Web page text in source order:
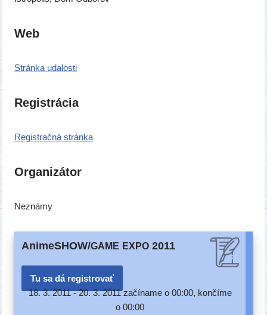
Web
Stránka uda­los­ti
Registrácia
Registračná strán­ka
Organizátor
Neznámy
AnimeSHOW/GAME EXPO2011
Tu sa dá registrovať
18. 3. 2011 -20. 3. 2011 začí­na­me o 00:00, kon­čí­me
o 00:00